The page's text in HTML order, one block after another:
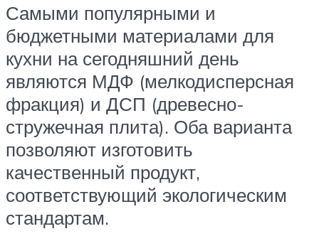
Самыми популярными и
бюджетными материалами для
кухни на сегодняшний день
являются МДФ (мелкодисперсная
фракция) и ДСП (древесно-
стружечная плита). Оба варианта
позволяют изготовить
качественный продукт,
соответствующий экологическим
стандартам.